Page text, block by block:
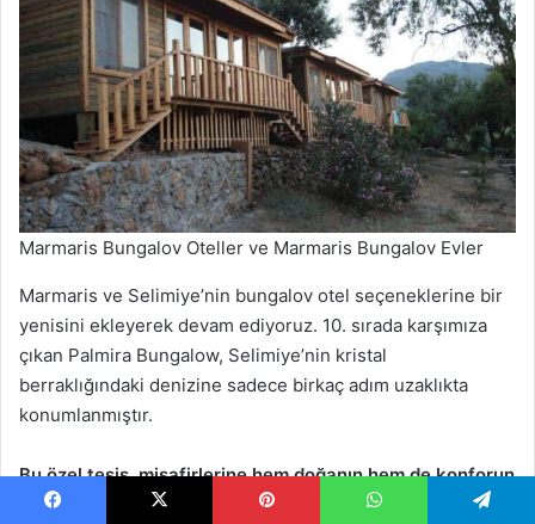
Marmaris Bungalov Oteller ve Marmaris Bungalov Evler
Marmaris ve Selimiye’nin bungalov otel seçeneklerine bir
yenisini ekleyerek devam ediyoruz. 10. sırada karşımıza
çıkan Palmira Bungalow, Selimiye’nin kristal
berraklığındaki denizine sadece birkaç adım uzaklıkta
konumlanmıştır.
Bu özel tesis, misafirlerine hem doğanın hem de konforun
tadını çıkarabileceği bir konaklama deneyimi sunuyor.